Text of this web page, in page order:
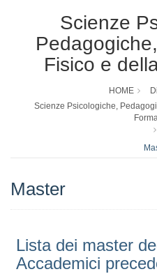
Scienze
Fisico e
HOME
Scienze Psicologiche,
Master
Lista dei master
Accademici